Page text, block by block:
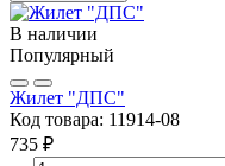
В наличии
Популярный
Жилет "ДПС"
Код товара: 11914-08
735 ₽